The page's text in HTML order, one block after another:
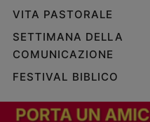
VITA PASTORALE
SETTIMANA DELLA
COMUNICAZIONE
FESTIVAL BIBLICO